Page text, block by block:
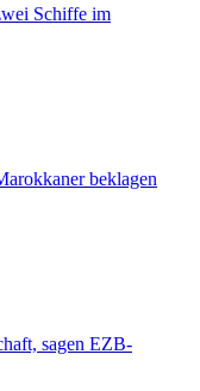
Schiffe im
beklagen
sagen EZB-